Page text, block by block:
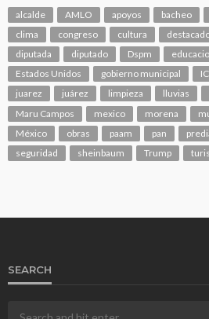
alcalde AMLO apoyos bacheo
clima
congreso cultura
diputada
diputado Dspm
Estados Unidos
gobierno municipal
juarez
juárez limpieza lluvias
Maru Campos
mexico morena
México
obras paam pan
seguridad
sheinbaum Trump
SEARCH